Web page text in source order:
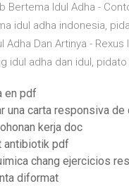
Bertema Idul Adha -
idul adha indonesia,
Adha Dan Artinya -
idul adha dan idul,
en pdf
una carta responsiva
kerja doc
antibiotik pdf
chang ejercicios
diformat